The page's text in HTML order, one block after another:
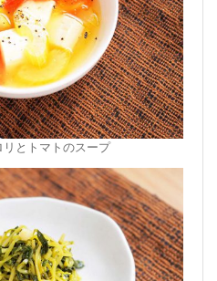
とトマトのスープ